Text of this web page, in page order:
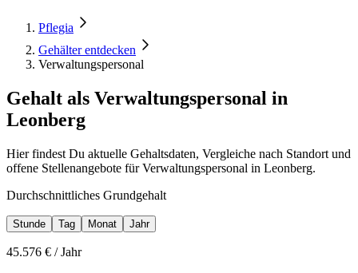
Pflegia
Gehälter entdecken
Verwaltungspersonal
Gehalt als Verwaltungspersonal in
Leonberg
Hier findest Du aktuelle Gehaltsdaten, Vergleiche nach Standort und
offene Stellenangebote für Verwaltungspersonal in Leonberg.
Durchschnittliches Grundgehalt
Stunde Tag Monat Jahr
45.576 € /Jahr